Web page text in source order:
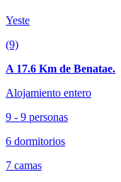
Yeste
(9)
A 17.6 Km de Benatae.
Alojamiento entero
9 - 9 personas
6 dormitorios
7 camas